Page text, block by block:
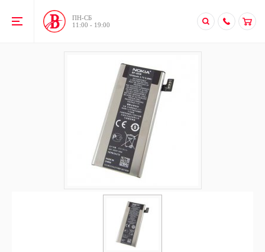
ПН-CБ
11:00 - 19:00